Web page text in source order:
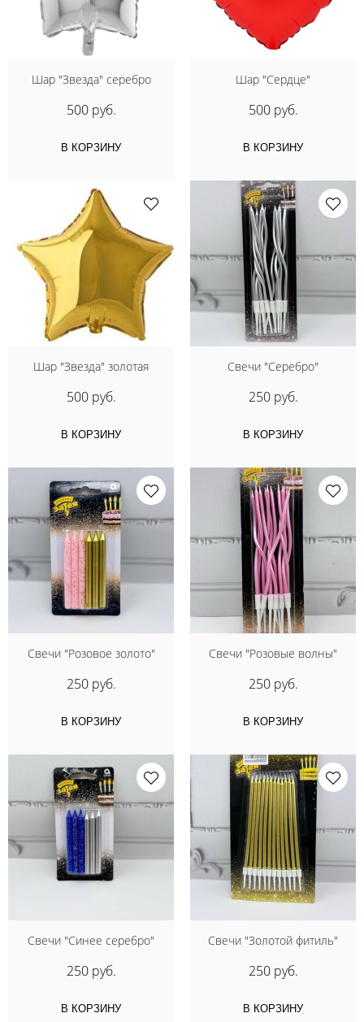
Шар "Звезда" серебро
500 руб.
В КОРЗИНУ
Шар "Сердце"
500 руб.
В КОРЗИНУ
Шар "Звезда" золотая
500 руб.
В КОРЗИНУ
Свечи "Серебро"
250 руб.
В КОРЗИНУ
Свечи "Розовое золото"
250 руб.
В КОРЗИНУ
Свечи "Розовые волны"
250 руб.
В КОРЗИНУ
Свечи "Синее серебро"
250 руб.
В КОРЗИНУ
Свечи "Золотой фитиль"
250 руб.
В КОРЗИНУ